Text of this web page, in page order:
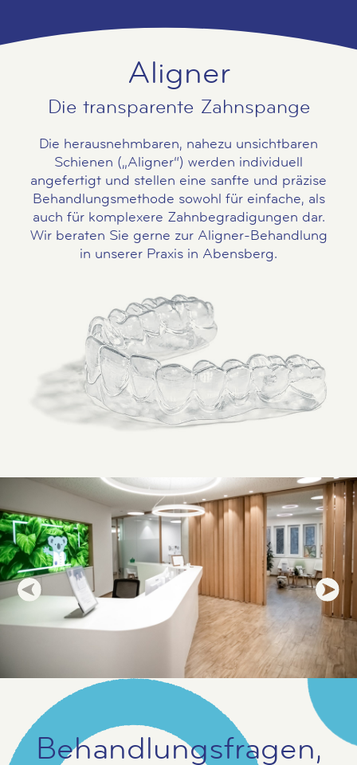
Aligner
Die transparente Zahnspange
Die herausnehmbaren, nahezu unsichtbaren
Schienen („Aligner“) werden individuell
angefertigt und stellen eine sanfte und präzise
Behandlungsmethode sowohl für einfache, als
auch für komplexere Zahnbegradigungen dar.
Wir beraten Sie gerne zur Aligner-Behandlung
in unserer Praxis in Abensberg.
Behandlungs­fragen,